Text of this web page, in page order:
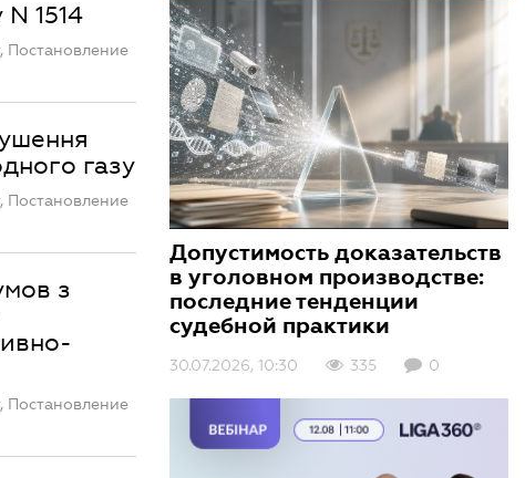
1514
Постановление
газу
Постановление
з
Постановление
Допустимость доказательств
в уголовном производстве:
последние тенденции
судебной практики
30.07.2026, 10:30 335 0